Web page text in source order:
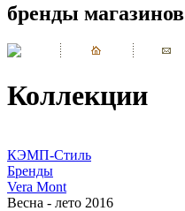
бренды магазинов
Коллекции
КЭМП-Стиль
Бренды
Vera Mont
Весна - лето 2016